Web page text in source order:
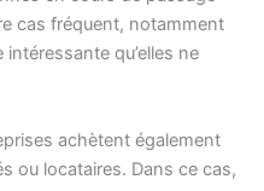
cas fréquent, notamment
intéressante qu’elles ne
achètent également
ou locataires. Dans ce cas,